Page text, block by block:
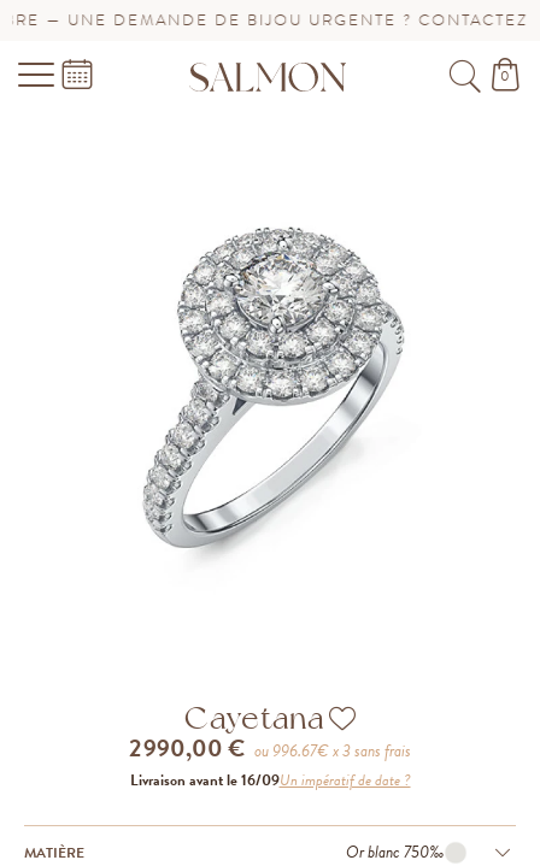
— UNE DEMANDE DE BIJOU URGENTE ? CONTACTEZ-
0
Cayetana
2 990,00 € ou996.67€ x 3 sans frais
Livraison avant le 16/09Un impératif de date ?
MATIÈRE Or blanc 750‰